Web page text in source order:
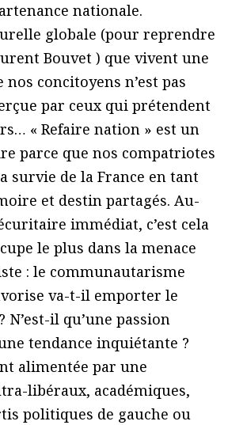
nationale.
globale (pour reprendre
Bouvet ) que vivent une
concitoyens n’est pas
par ceux qui prétendent
« Refaire nation » est un
parce que nos compatriotes
survie de la France en tant
et destin partagés. Au-
immédiat, c’est cela
le plus dans la menace
: le communautarisme
va-t-il emporter le
il qu’une passion
tendance inquiétante ?
alimentée par une
libéraux, académiques,
politiques de gauche ou